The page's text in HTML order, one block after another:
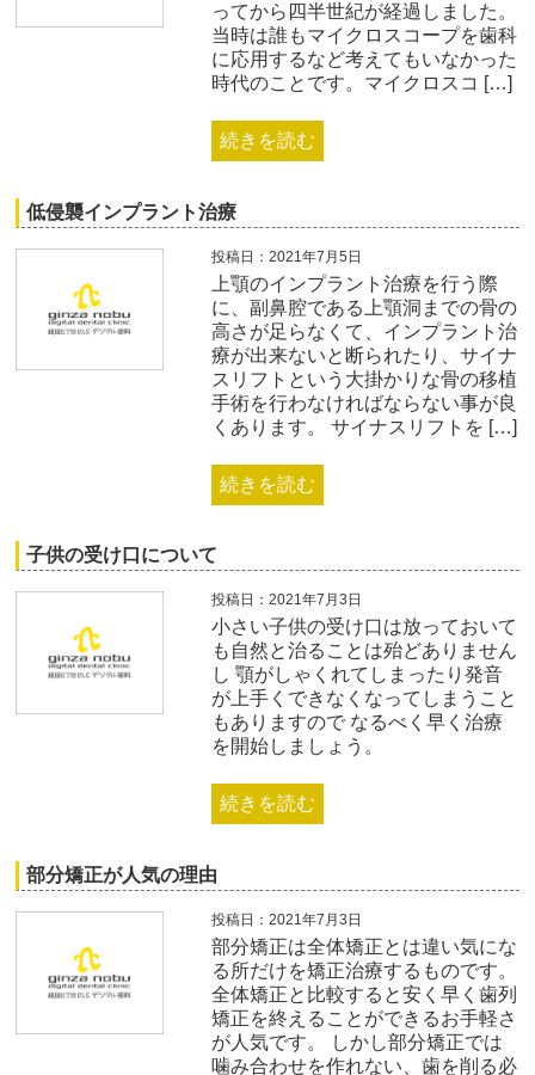
ってから四半世紀が経過しました。
当時は誰もマイクロスコープを歯科
に応用するなど考えてもいなかった
時代のことです。マイクロスコ […]
続きを読む
低侵襲インプラント治療
投稿日：2021年7月5日
上顎のインプラント治療を行う際
に、副鼻腔である上顎洞までの骨の
高さが足らなくて、インプラント治
療が出来ないと断られたり、サイナ
スリフトという大掛かりな骨の移植
手術を行わなければならない事が良
くあります。 サイナスリフトを […]
続きを読む
子供の受け口について
投稿日：2021年7月3日
小さい子供の受け口は放っておいて
も自然と治ることは殆どありません
し 顎がしゃくれてしまったり発音
が上手くできなくなってしまうこと
もありますので なるべく早く治療
を開始しましょう。
続きを読む
部分矯正が人気の理由
投稿日：2021年7月3日
部分矯正は全体矯正とは違い気にな
る所だけを矯正治療するものです。
全体矯正と比較すると安く早く歯列
矯正を終えることができるお手軽さ
が人気です。 しかし部分矯正では
噛み合わせを作れない、歯を削る必